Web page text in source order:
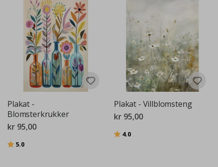
Plakat -
Blomsterkrukker
kr 95,00
Karakter:
5.0
Plakat - Villblomsteng
kr 95,00
Karakter:
4.0